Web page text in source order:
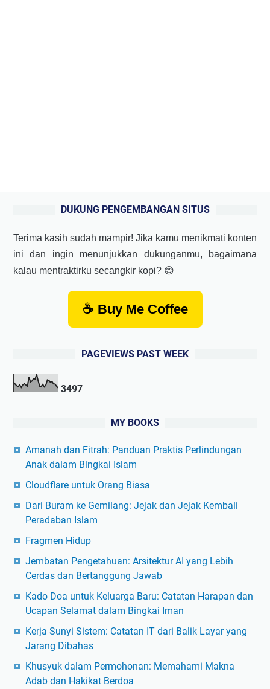
DUKUNG PENGEMBANGAN SITUS
Terima kasih sudah mampir! Jika kamu menikmati konten
ini dan ingin menunjukkan dukunganmu, bagaimana
kalau mentraktirku secangkir kopi? 😊
☕ Buy Me Coffee
PAGEVIEWS PAST WEEK
3497
MY BOOKS
Amanah dan Fitrah: Panduan Praktis Perlindungan
Anak dalam Bingkai Islam
Cloudflare untuk Orang Biasa
Dari Buram ke Gemilang: Jejak dan Jejak Kembali
Peradaban Islam
Fragmen Hidup
Jembatan Pengetahuan: Arsitektur AI yang Lebih
Cerdas dan Bertanggung Jawab
Kado Doa untuk Keluarga Baru: Catatan Harapan dan
Ucapan Selamat dalam Bingkai Iman
Kerja Sunyi Sistem: Catatan IT dari Balik Layar yang
Jarang Dibahas
Khusyuk dalam Permohonan: Memahami Makna
Adab dan Hakikat Berdoa